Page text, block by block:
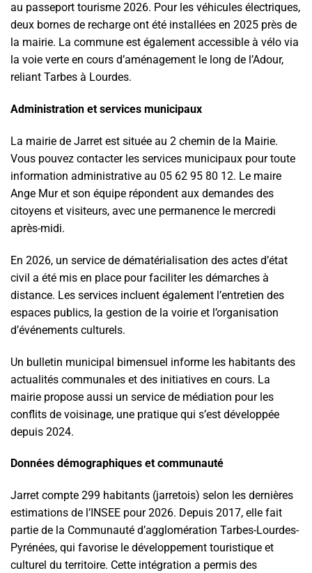
au passeport tourisme 2026. Pour les véhicules électriques,
deux bornes de recharge ont été installées en 2025 près de
la mairie. La commune est également accessible à vélo via
la voie verte en cours d’aménagement le long de l’Adour,
reliant Tarbes à Lourdes.
Administration et services municipaux
La mairie de Jarret est située au 2 chemin de la Mairie.
Vous pouvez contacter les services municipaux pour toute
information administrative au 05 62 95 80 12. Le maire
Ange Mur et son équipe répondent aux demandes des
citoyens et visiteurs, avec une permanence le mercredi
après-midi.
En 2026, un service de dématérialisation des actes d’état
civil a été mis en place pour faciliter les démarches à
distance. Les services incluent également l’entretien des
espaces publics, la gestion de la voirie et l’organisation
d’événements culturels.
Un bulletin municipal bimensuel informe les habitants des
actualités communales et des initiatives en cours. La
mairie propose aussi un service de médiation pour les
conflits de voisinage, une pratique qui s’est développée
depuis 2024.
Données démographiques et communauté
Jarret compte 299 habitants (jarretois) selon les dernières
estimations de l’INSEE pour 2026. Depuis 2017, elle fait
partie de la Communauté d’agglomération Tarbes-Lourdes-
Pyrénées, qui favorise le développement touristique et
culturel du territoire. Cette intégration a permis des